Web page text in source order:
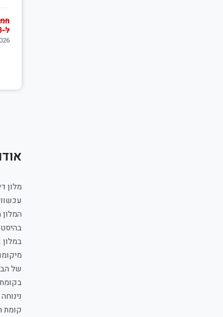
ל-3 לילות
06/08/
במלון 122 חדרים בעיצוב אדריכלי ייחודי, והוא משתייך לקבוצת מלונות Isrotel Design. האירוח במלון מתאים לילדים מגיל 10 ומעלה בלבד.
של
נינוחה
קומת